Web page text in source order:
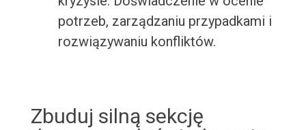
potrzeb, zarządzaniu przypadkami i
rozwiązywaniu konfliktów.
Zbuduj silną sekcję